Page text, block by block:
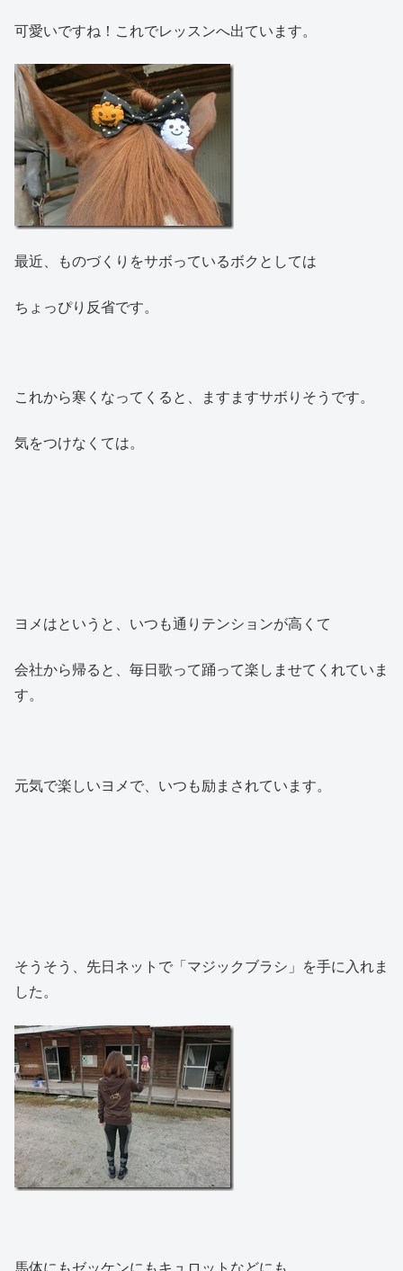
可愛いですね！これでレッスンへ出ています。
最近、ものづくりをサボっているボクとしては
ちょっぴり反省です。
これから寒くなってくると、ますますサボりそうです。
気をつけなくては。
ヨメはというと、いつも通りテンションが高くて
会社から帰ると、毎日歌って踊って楽しませてくれていま
す。
元気で楽しいヨメで、いつも励まされています。
そうそう、先日ネットで「マジックブラシ」を手に入れま
した。